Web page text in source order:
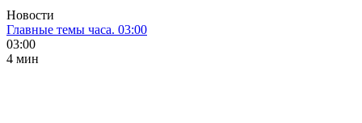
Новости
Главные темы часа. 03:00
03:00
4 мин